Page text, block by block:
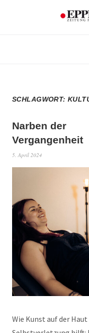
SCHLAGWORT:
Narben der
Vergangenheit
5. April 2024
Wie Kunst auf der